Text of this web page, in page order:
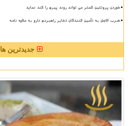
خوردن پروتئین کمتر می تواند روند پیری را کند نماید
ضرب الاجل به تأمین کنندگان ذخایر راهبردی دارو به علاوه نامه
جدیدترین ها